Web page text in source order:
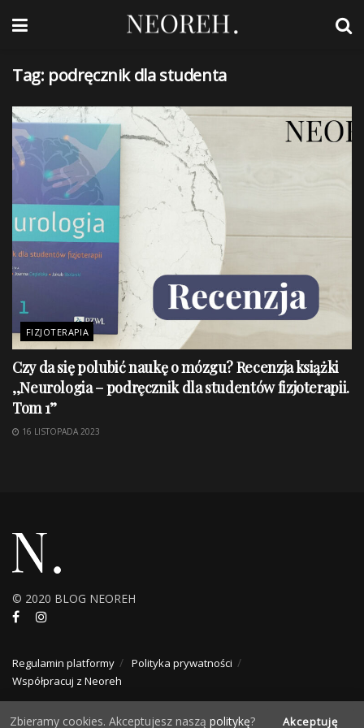
Tag: podręcznik dla studenta
FIZJOTERAPIA
Czy da się polubić naukę o mózgu? Recenzja książki
,,Neurologia – podręcznik dla studentów fizjoterapii.
Tom 1”
16 LISTOPADA 2023
© 2020 BLOG NEOREH
Regulamin platformy
Polityka prywatności
Współpracuj z Neoreh
Zbieramy cookies. Akceptujesz naszą politykę? Akceptuję